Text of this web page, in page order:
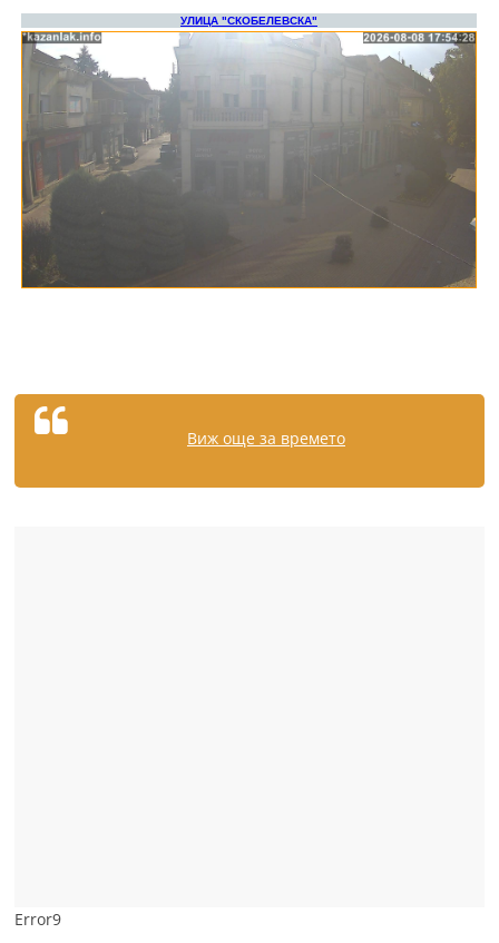
Виж още за времето
Error9